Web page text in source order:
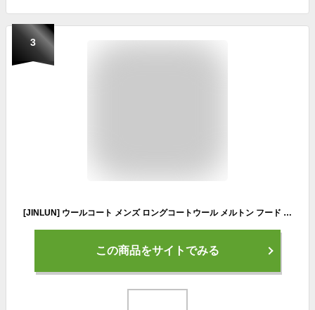
3
[JINLUN] ウールコート メンズ ロングコートウール メルトン フード 黒 ガウンコート オーバーコート ビジネスコート アウター カジュアル キレイ目 お洒落 防寒 (ブラック, 3XL)
この商品をサイトでみる